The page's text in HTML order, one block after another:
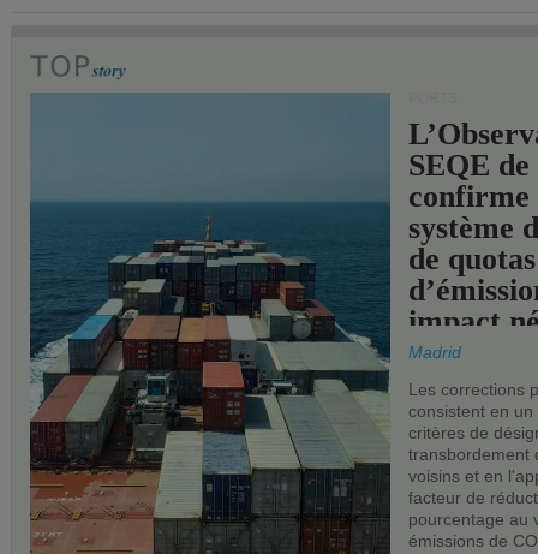
SEQE de
confirme
système
de quotas
impact
les ports
Madrid
Les corrections
consistent en
critères de
transbordement
voisins et en
facteur de
pourcentage au
émissions de